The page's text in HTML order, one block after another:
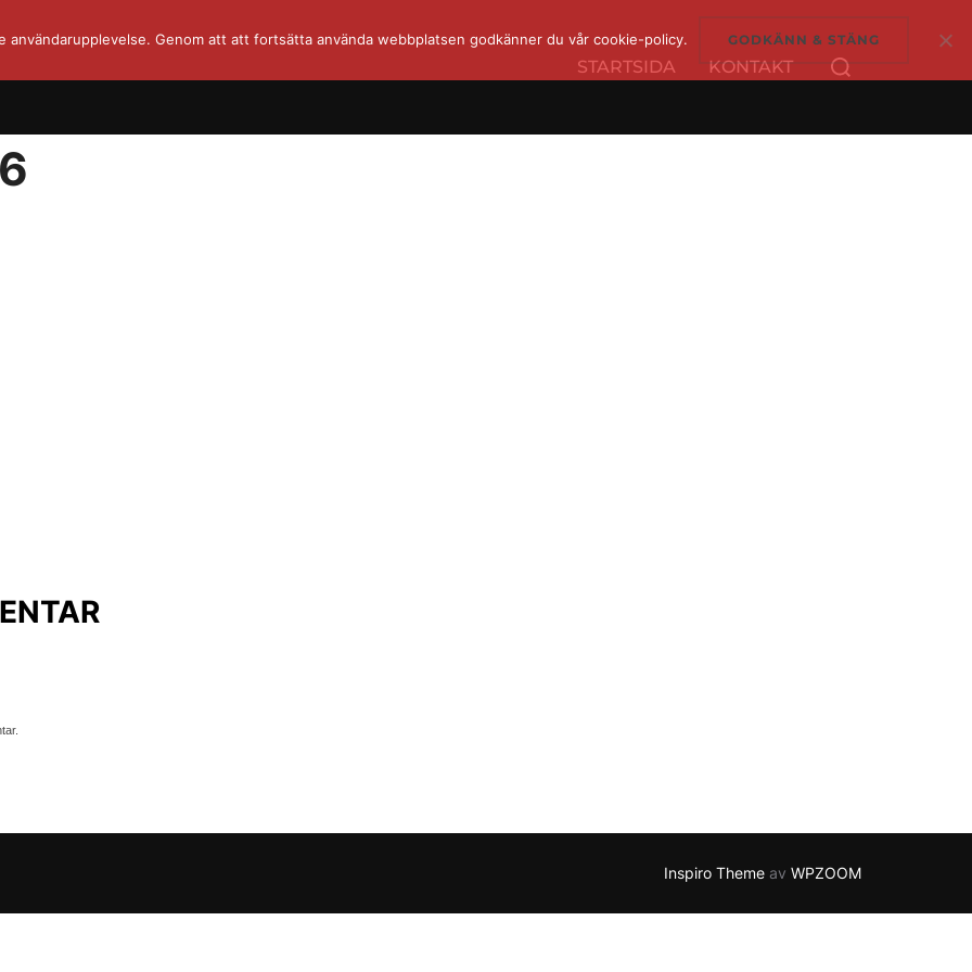
STARTSIDA KONTAKT
Sök
efter:
Inspiro Theme av WPZOOM
Genom att att fortsätta använda webbplatsen godkänner du vår cookie-policy. GODKÄNN & STÄNG